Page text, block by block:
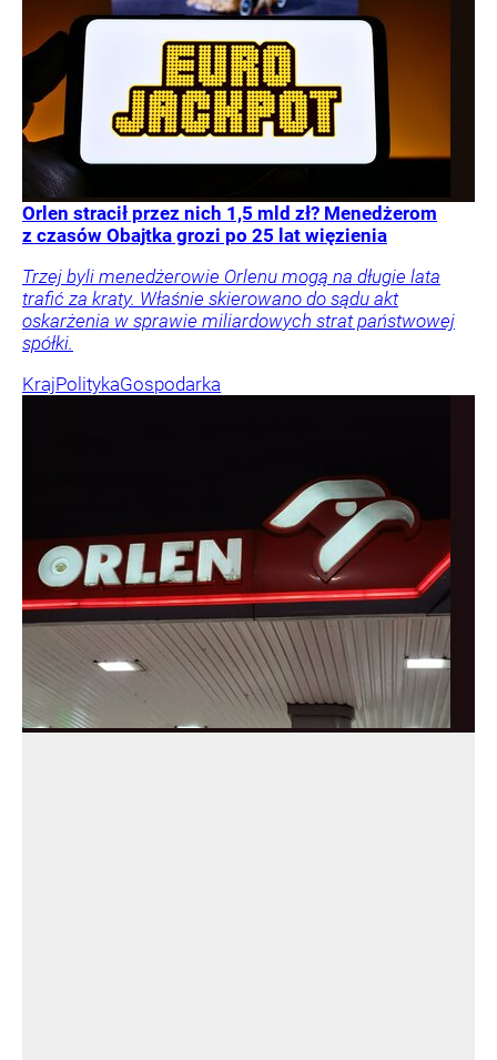
Orlen stracił przez nich 1,5 mld zł? Menedżerom
z czasów Obajtka grozi po 25 lat więzienia
Trzej byli menedżerowie Orlenu mogą na długie lata
trafić za kraty. Właśnie skierowano do sądu akt
oskarżenia w sprawie miliardowych strat państwowej
spółki.
KrajPolitykaGospodarka